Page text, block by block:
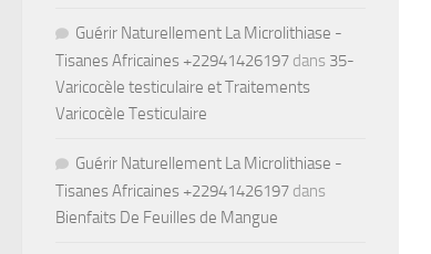
Guérir Naturellement La Microlithiase -
Tisanes Africaines +22941426197 dans 35-
Varicocèle testiculaire et Traitements
Varicocèle Testiculaire
Guérir Naturellement La Microlithiase -
Tisanes Africaines +22941426197 dans
Bienfaits De Feuilles de Mangue